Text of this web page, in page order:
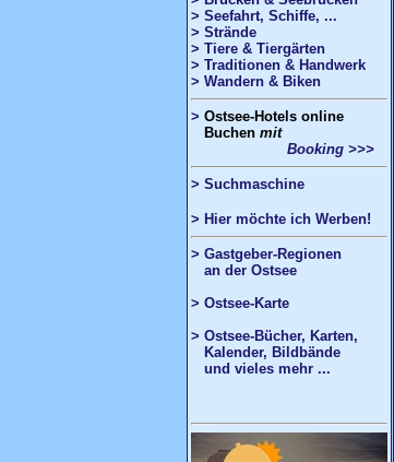
> Seefahrt, Schiffe, ...
> Strände
> Tiere & Tiergärten
> Traditionen & Handwerk
> Wandern & Biken
> Ostsee-Hotels online
Buchen mit
Booking >>>
> Suchmaschine
> Hier möchte ich Werben!
> Gastgeber-Regionen
an der Ostsee
> Ostsee-Karte
> Ostsee-Bücher, Karten,
Kalender, Bildbände
und vieles mehr ...